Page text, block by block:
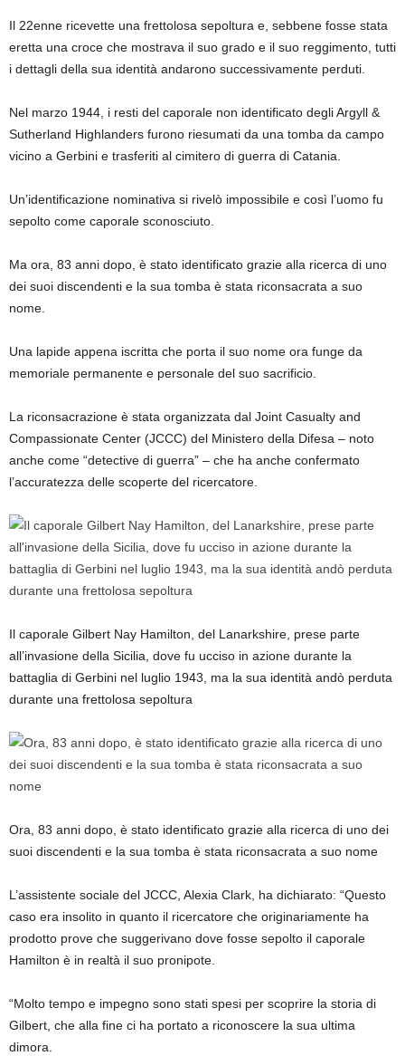
Il 22enne ricevette una frettolosa sepoltura e, sebbene fosse stata
eretta una croce che mostrava il suo grado e il suo reggimento, tutti
i dettagli della sua identità andarono successivamente perduti.
Nel marzo 1944, i resti del caporale non identificato degli Argyll &
Sutherland Highlanders furono riesumati da una tomba da campo
vicino a Gerbini e trasferiti al cimitero di guerra di Catania.
Un’identificazione nominativa si rivelò impossibile e così l’uomo fu
sepolto come caporale sconosciuto.
Ma ora, 83 anni dopo, è stato identificato grazie alla ricerca di uno
dei suoi discendenti e la sua tomba è stata riconsacrata a suo
nome.
Una lapide appena iscritta che porta il suo nome ora funge da
memoriale permanente e personale del suo sacrificio.
La riconsacrazione è stata organizzata dal Joint Casualty and
Compassionate Center (JCCC) del Ministero della Difesa – noto
anche come “detective di guerra” – che ha anche confermato
l’accuratezza delle scoperte del ricercatore.
Il caporale Gilbert Nay Hamilton, del Lanarkshire, prese parte
all’invasione della Sicilia, dove fu ucciso in azione durante la
battaglia di Gerbini nel luglio 1943, ma la sua identità andò perduta
durante una frettolosa sepoltura
Ora, 83 anni dopo, è stato identificato grazie alla ricerca di uno dei
suoi discendenti e la sua tomba è stata riconsacrata a suo nome
L’assistente sociale del JCCC, Alexia Clark, ha dichiarato: “Questo
caso era insolito in quanto il ricercatore che originariamente ha
prodotto prove che suggerivano dove fosse sepolto il caporale
Hamilton è in realtà il suo pronipote.
“Molto tempo e impegno sono stati spesi per scoprire la storia di
Gilbert, che alla fine ci ha portato a riconoscere la sua ultima
dimora.